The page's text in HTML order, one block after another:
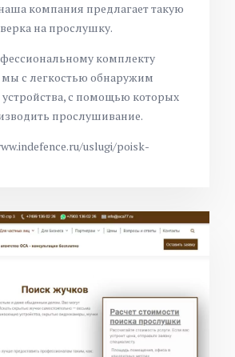
компания предлагает такую
на прослушку.
комплекту
с легкостью обнаружим
с помощью которых
прослушивание.
uslugi/poisk-